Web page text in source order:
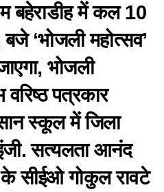
बहेराडीह में कल 10
‘भोजली महोत्सव’
भोजली
वरिष्ठ पत्रकार
स्कूल में जिला
सत्यलता आनंद
के सीईओ गोकुल रावटे